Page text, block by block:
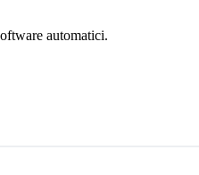
automatici.